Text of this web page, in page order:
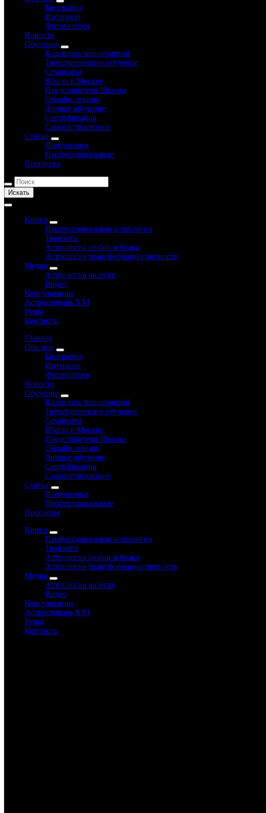
Биография
Интервью
Фотогалерея
Новости
Обучение
Календарь мероприятий
Трёхступенчатое обучение
Семинары
Школа в Москве
Представители Школы
Онлайн-лекции
Личное обучение
Сертификация
Самотестирование
Статьи
Популярные
Профессиональные
Прогнозы
Искать
Книги
Профессиональная астрология
Транзиты
Астрология любви и брака
Астрология трансформации личности
Медиа
Астрология налегке
Видео
Консультации
Астрословарь XXI
Руны
Контакты
Главная
Обо мне
Биография
Интервью
Фотогалерея
Новости
Обучение
Календарь мероприятий
Трёхступенчатое обучение
Семинары
Школа в Москве
Представители Школы
Онлайн-лекции
Личное обучение
Сертификация
Самотестирование
Статьи
Популярные
Профессиональные
Прогнозы
Книги
Профессиональная астрология
Транзиты
Астрология любви и брака
Астрология трансформации личности
Медиа
Астрология налегке
Видео
Консультации
Астрословарь XXI
Руны
Контакты